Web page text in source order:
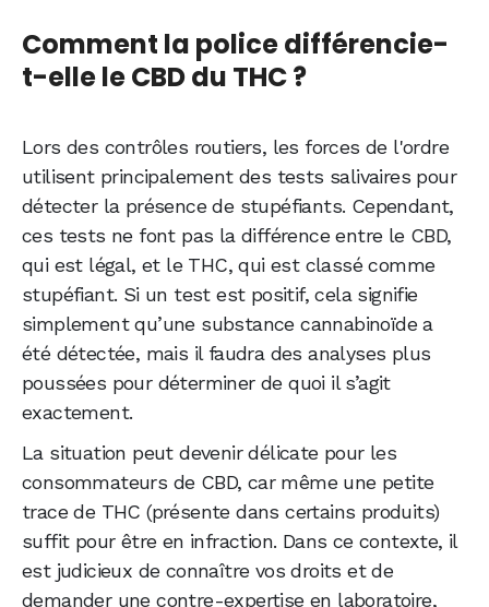
Comment la police différencie-
t-elle le CBD du THC ?
Lors des contrôles routiers, les forces de l'ordre
utilisent principalement des tests salivaires pour
détecter la présence de stupéfiants. Cependant,
ces tests ne font pas la différence entre le CBD,
qui est légal, et le THC, qui est classé comme
stupéfiant. Si un test est positif, cela signifie
simplement qu’une substance cannabinoïde a
été détectée, mais il faudra des analyses plus
poussées pour déterminer de quoi il s’agit
exactement.
La situation peut devenir délicate pour les
consommateurs de CBD, car même une petite
trace de THC (présente dans certains produits)
suffit pour être en infraction. Dans ce contexte, il
est judicieux de connaître vos droits et de
demander une contre-expertise en laboratoire,